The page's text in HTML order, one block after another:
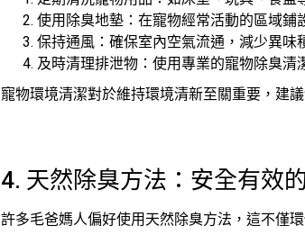
使用除臭地墊：在寵物經常活動的區域鋪
保持通風：確保室內空氣流通，減少異味
及時清理排泄物：使用專業的寵物除臭清
寵物環境清潔對於維持環境清新至關重要，建
4. 天然除臭方法：安全有效
許多毛爸媽人偏好使用天然除臭方法，這不僅